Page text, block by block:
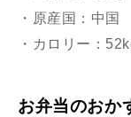
・原産国：中国
・カロリー：
お弁当のおか